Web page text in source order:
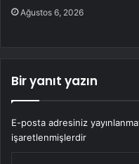
Ağustos 6, 2026
Bir yanıt yazın
E-posta adresiniz
işaretlenmişlerdir